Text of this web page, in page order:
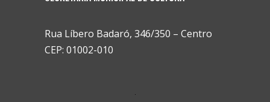
Rua Líbero Badaró, 346/350 – Centro
CEP: 01002-010